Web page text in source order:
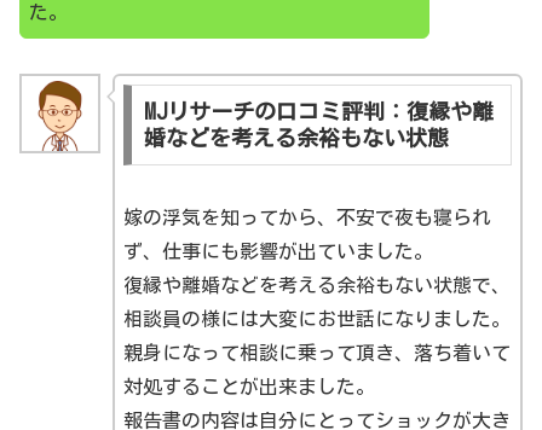
た。
MJリサーチの口コミ評判：復縁や離
婚などを考える余裕もない状態
嫁の浮気を知ってから、不安で夜も寝られ
ず、仕事にも影響が出ていました。
復縁や離婚などを考える余裕もない状態で、
相談員の様には大変にお世話になりました。
親身になって相談に乗って頂き、落ち着いて
対処することが出来ました。
報告書の内容は自分にとってショックが大き